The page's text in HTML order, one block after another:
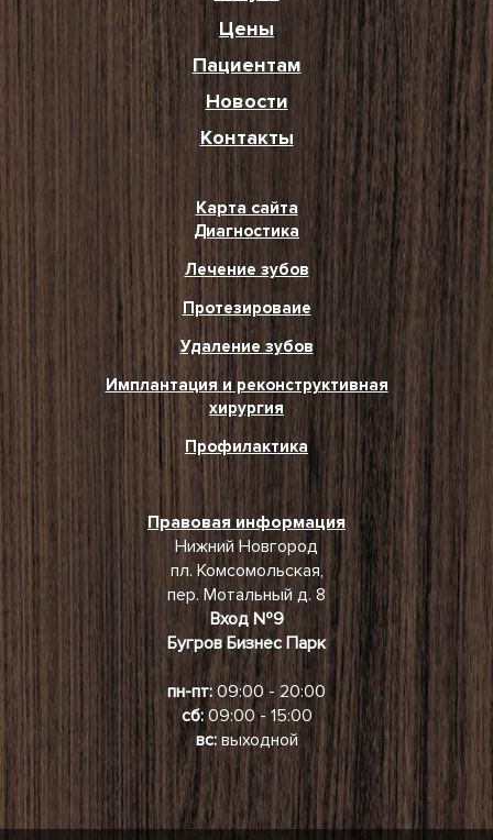
Цены
Пациентам
Новости
Контакты
Карта сайта
Диагностика
Лечение зубов
Протезироваие
Удаление зубов
Имплантация и реконструктивная
хирургия
Профилактика
Правовая информация
Нижний Новгород
пл. Комсомольская,
пер. Мотальный д. 8
Вход №9
Бугров Бизнес Парк
пн-пт: 09:00 - 20:00
сб:09:00 - 15:00
вс:выходной